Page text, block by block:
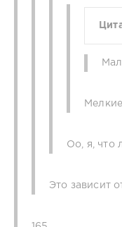
Оо, я, что
Это зависит